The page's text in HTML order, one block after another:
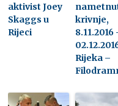
aktivist Joey
Skaggs u
Rijeci
krivnje,
8.11.2016
Rijeka –